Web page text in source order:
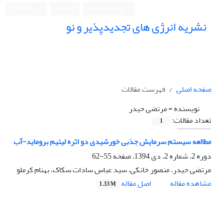
نشریه انرژی های تجدیدپذیر و نو
صفحه اصلی
فهرست مقالات
نویسنده =مرتضی حیدر
تعداد مقالات:
1
مطالعه سیستم سرمایش جذبی خورشیدی دو اثره لیتیم بروماید-آب
دوره 2، شماره 2، دی 1394، صفحه
55-62
مرتضی حیدر، منصور خانکی، سید عباس سادات سکاک، بهنام کرملو
مشاهده مقاله
اصل مقاله 1.33 M